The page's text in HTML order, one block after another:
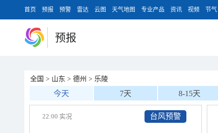
首页 预报 预警 雷达 云图 天气地图 专业产品 资讯 视频 节气
预报
全国 > 山东 > 德州 > 乐陵
今天 7天 8-15天
22:00 实况 台风预警